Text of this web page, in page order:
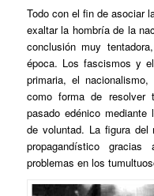
Todo con el fin de asociar
exaltar la hombría de la
conclusión muy
época. Los fascismos y
primaria, el
como forma de resolver
pasado edénico
de voluntad. La figura del
propagandístico
problemas en los